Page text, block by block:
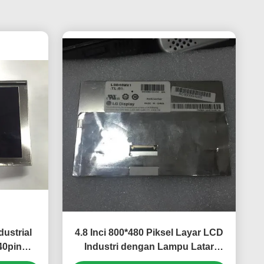
A180
4.8 Inci 800*480 Piksel Layar LCD
Industri dengan Lampu Latar
WLED Panel TFT-LCD untuk UMPC